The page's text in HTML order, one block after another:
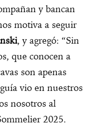
y bancan
motiva a seguir
, y agregó: “Sin
que conocen a
son apenas
vio en nuestros
nosotros al
2025.